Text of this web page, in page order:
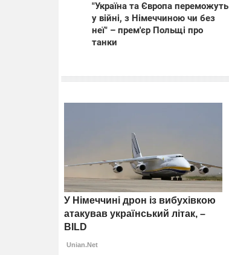
"Україна та Європа переможуть
у війні, з Німеччиною чи без
неї" – прем'єр Польщі про
танки